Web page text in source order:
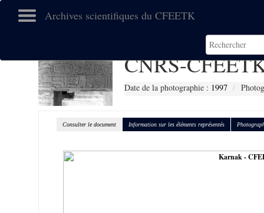
Archives scientifiques du CFEETK
CNRS-
Date de la photographie : 1997
Consulter le document Information sur les éléments représentés